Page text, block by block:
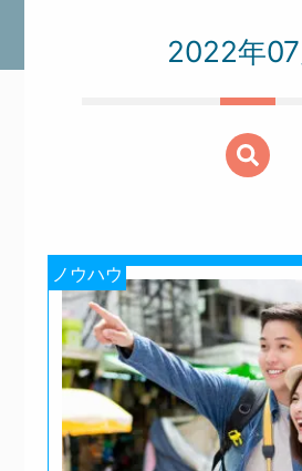
2022年07
ノウハウ